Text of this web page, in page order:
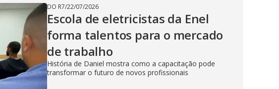
DO R7/22/07/2026
Escola de eletricistas da Enel
forma talentos para o mercado
de trabalho
História de Daniel mostra como a capacitação pode
transformar o futuro de novos profissionais